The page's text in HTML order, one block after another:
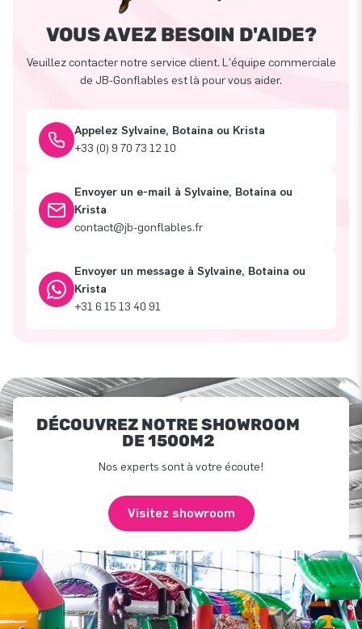
VOUS AVEZ BESOIN D'AIDE?
Veuillez contacter notre service client. L'équipe commerciale
de JB-Gonflables est là pour vous aider.
Appelez Sylvaine, Botaina ou Krista
+33 (0) 9 70 73 12 10
Envoyer un e-mail à Sylvaine, Botaina ou
Krista
contact@jb-gonflables.fr
Envoyer un message à Sylvaine, Botaina ou
Krista
+31 6 15 13 40 91
DÉCOUVREZ NOTRE SHOWROOM
DE 1500M2
Nos experts sont à votre écoute!
Visitez showroom